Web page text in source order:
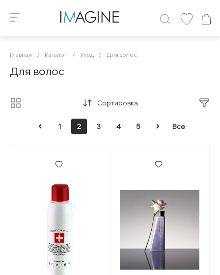
Главная / Каталог / Уход / Для волос
Для волос
Сортировка
1 2 3 4 5 Все